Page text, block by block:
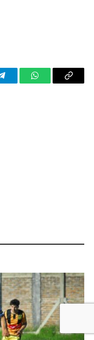
TelegramWhatsAppCopy